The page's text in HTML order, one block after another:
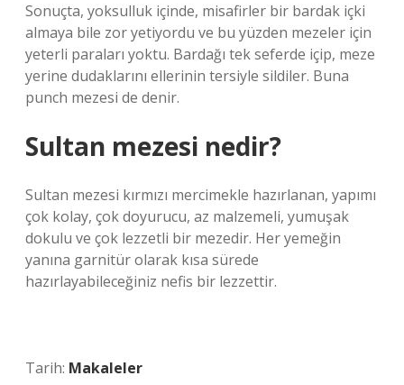
Sonuçta, yoksulluk içinde, misafirler bir bardak içki
almaya bile zor yetiyordu ve bu yüzden mezeler için
yeterli paraları yoktu. Bardağı tek seferde içip, meze
yerine dudaklarını ellerinin tersiyle sildiler. Buna
punch mezesi de denir.
Sultan mezesi nedir?
Sultan mezesi kırmızı mercimekle hazırlanan, yapımı
çok kolay, çok doyurucu, az malzemeli, yumuşak
dokulu ve çok lezzetli bir mezedir. Her yemeğin
yanına garnitür olarak kısa sürede
hazırlayabileceğiniz nefis bir lezzettir.
Tarih: Makaleler